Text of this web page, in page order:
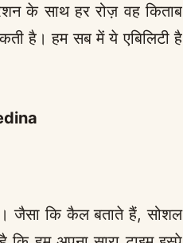
के साथ हर रोज़ वह किताब
है। हम सब में ये एबिलिटी है
जैसा कि कैल बताते हैं, सोशल